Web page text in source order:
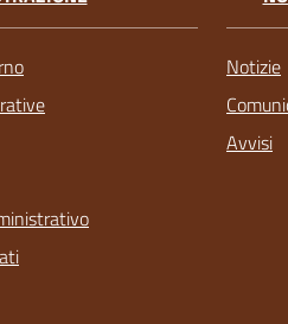
Notizie
Avvisi